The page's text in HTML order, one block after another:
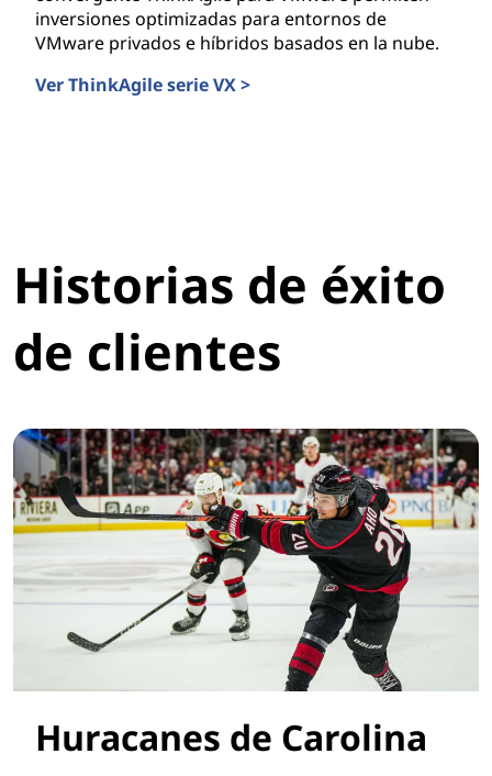
inversiones optimizadas para entornos de
VMware privados e híbridos basados en la nube.
Ver ThinkAgile serie VX >
Historias de éxito
de clientes
Huracanes de Carolina